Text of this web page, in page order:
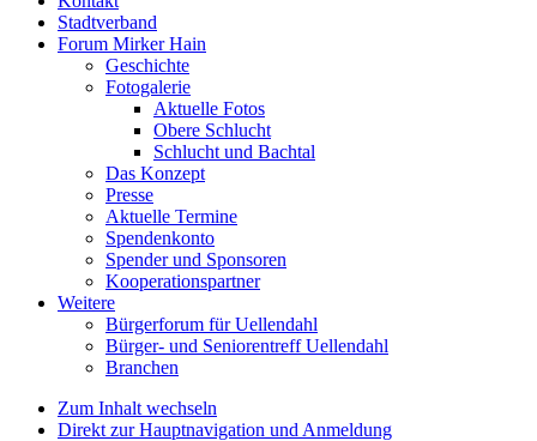
Stadtverband
Forum Mirker Hain
Geschichte
Fotogalerie
Aktuelle Fotos
Obere Schlucht
Schlucht und Bachtal
Das Konzept
Presse
Aktuelle Termine
Spendenkonto
Spender und Sponsoren
Kooperationspartner
Weitere
Bürgerforum für Uellendahl
Bürger- und Seniorentreff Uellendahl
Branchen
Zum Inhalt wechseln
Direkt zur Hauptnavigation und Anmeldung